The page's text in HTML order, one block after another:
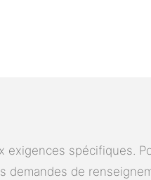
spécifiques.
de